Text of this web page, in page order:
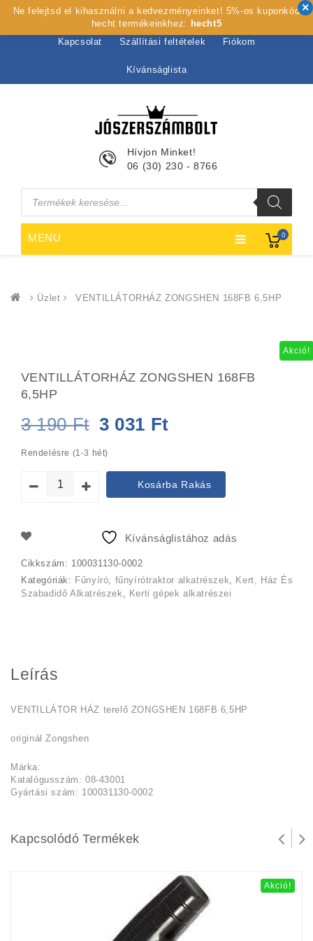
Kezdőlap Rólunk Webshop Szolgáltatások
Kapcsolat Szállítási feltételek Fiókom
Kívánságlista
0
Hívjon Minket!
06 (30) 230 - 8766
Products
search
MENU
Üzlet VENTILLÁTORHÁZ ZONGSHEN 168FB 6,5HP
Akció!
VENTILLÁTORHÁZ ZONGSHEN 168FB
6,5HP
3 190Ft Original
price
was:
190 Ft.
3 031 Ft
is:
3
Rendelésre (1-3 hét)
Kosárba Rakás
Kívánságlistához adás
Cikkszám: 100031130-0002
Kategóriák: Fűnyíró, fűnyírótraktor alkatrészek, Kert, Ház És
Szabadidő Alkatrészek , Kerti gépek alkatrészei
Leírás
VENTILLÁTOR HÁZ terelő ZONGSHEN 168FB 6,5HP
originál Zongshen
Márka:
Katalógusszám: 08-43001
Gyártási szám: 100031130-0002
Kapcsolódó Termékek
Akció!
Ne felejtsd el kihasználni a kedvezményeinket! 5%-os kuponkód
hecht termékeinkhez: hecht5